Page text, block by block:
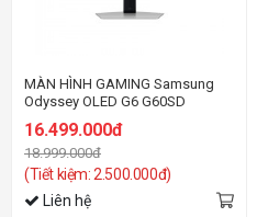
MÀN HÌNH GAMING Samsung
Odyssey OLED G6 G60SD
inch/QHD/OLED/360Hz/0.03ms)
16.499.000đ
18.999.000đ
(Tiết kiệm: 2.500.000đ)
Liên hệ